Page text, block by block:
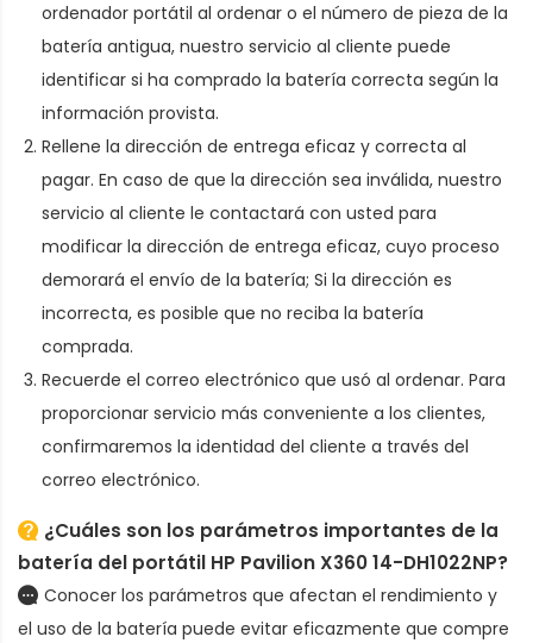
ordenador portátil al ordenar o el número de pieza de la
batería antigua, nuestro servicio al cliente puede
identificar si ha comprado la batería correcta según la
información provista.
Rellene la dirección de entrega eficaz y correcta al
pagar. En caso de que la dirección sea inválida, nuestro
servicio al cliente le contactará con usted para
modificar la dirección de entrega eficaz, cuyo proceso
demorará el envío de la batería; Si la dirección es
incorrecta, es posible que no reciba la batería
comprada.
Recuerde el correo electrónico que usó al ordenar. Para
proporcionar servicio más conveniente a los clientes,
confirmaremos la identidad del cliente a través del
correo electrónico.
¿Cuáles son los parámetros importantes de la
batería del portátil HP Pavilion X360 14-DH1022NP?
Conocer los parámetros que afectan el rendimiento y
el uso de la batería puede evitar eficazmente que compre